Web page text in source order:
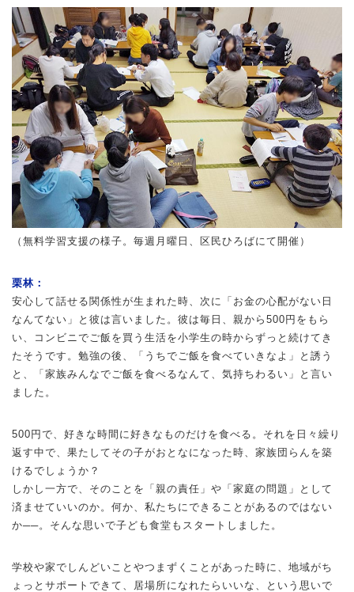
（無料学習支援の様子。毎週月曜日、区民ひろばにて開催）
栗林：
安心して話せる関係性が生まれた時、次に「お金の心配がない日
なんてない」と彼は言いました。彼は毎日、親から500円をもら
い、コンビニでご飯を買う生活を小学生の時からずっと続けてき
たそうです。勉強の後、「うちでご飯を食べていきなよ」と誘う
と、「家族みんなでご飯を食べるなんて、気持ちわるい」と言い
ました。
500円で、好きな時間に好きなものだけを食べる。それを日々繰り
返す中で、果たしてその子がおとなになった時、家族団らんを築
けるでしょうか？
しかし一方で、そのことを「親の責任」や「家庭の問題」として
済ませていいのか。何か、私たちにできることがあるのではない
か──。そんな思いで子ども食堂もスタートしました。
学校や家でしんどいことやつまずくことがあった時に、地域がち
ょっとサポートできて、居場所になれたらいいな、という思いで